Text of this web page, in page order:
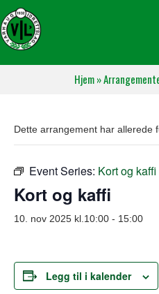
Hjem»
Dette arrangement har allerede
Event Series: Kort og kaffi
Kort og kaffi
10. nov 2025 kl.10:00 - 15:00
Legg til i kalender